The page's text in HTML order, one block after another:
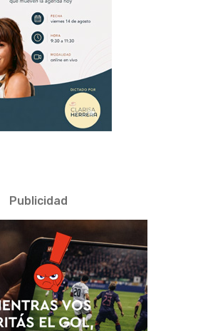
Publicidad